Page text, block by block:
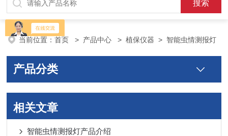
当前位置：首页 > 产品中心 >植保仪器 > 智能虫情测报灯
产品分类
相关文章
智能虫情测报灯产品介绍